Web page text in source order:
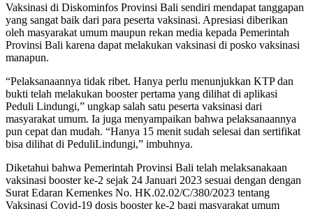
Vaksinasi di Diskominfos Provinsi Bali sendiri mendapat tanggapan
yang sangat baik dari para peserta vaksinasi. Apresiasi diberikan
oleh masyarakat umum maupun rekan media kepada Pemerintah
Provinsi Bali karena dapat melakukan vaksinasi di posko vaksinasi
manapun.
“Pelaksanaannya tidak ribet. Hanya perlu menunjukkan KTP dan
bukti telah melakukan booster pertama yang dilihat di aplikasi
Peduli Lindungi,” ungkap salah satu peserta vaksinasi dari
masyarakat umum. Ia juga menyampaikan bahwa pelaksanaannya
pun cepat dan mudah. “Hanya 15 menit sudah selesai dan sertifikat
bisa dilihat di PeduliLindungi,” imbuhnya.
Diketahui bahwa Pemerintah Provinsi Bali telah melaksanakaan
vaksinasi booster ke-2 sejak 24 Januari 2023 sesuai dengan dengan
Surat Edaran Kemenkes No. HK.02.02/C/380/2023 tentang
Vaksinasi Covid-19 dosis booster ke-2 bagi masyarakat umum